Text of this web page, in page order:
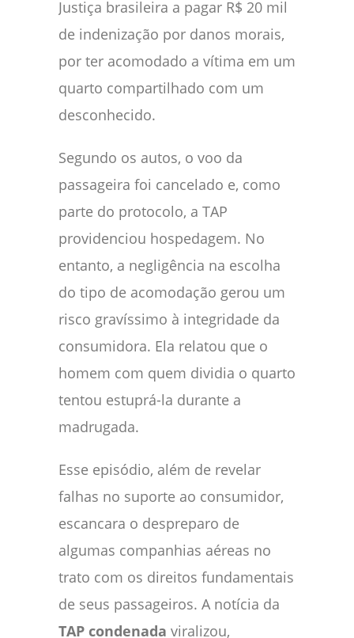
Justiça brasileira a pagar R$ 20 mil
de indenização por danos morais,
por ter acomodado a vítima em um
quarto compartilhado com um
desconhecido.
Segundo os autos, o voo da
passageira foi cancelado e, como
parte do protocolo, a TAP
providenciou hospedagem. No
entanto, a negligência na escolha
do tipo de acomodação gerou um
risco gravíssimo à integridade da
consumidora. Ela relatou que o
homem com quem dividia o quarto
tentou estuprá-la durante a
madrugada.
Esse episódio, além de revelar
falhas no suporte ao consumidor,
escancara o despreparo de
algumas companhias aéreas no
trato com os direitos fundamentais
de seus passageiros. A notícia da
TAP condenada viralizou,